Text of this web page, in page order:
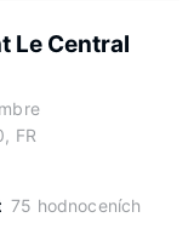
Le Central
FR
75 hodnoceních